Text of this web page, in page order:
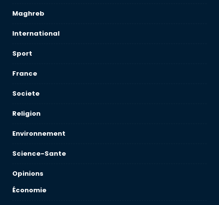
Maghreb
International
Sport
France
Societe
Religion
Environnement
Science-Sante
Opinions
Économie